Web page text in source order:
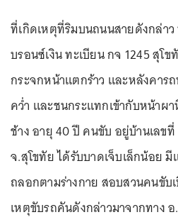
ที่เกิดเหตุที่ริมบนถนนสายดังกล่า
บรอนซ์เงิน ทะเบียน กจ 1245 สุ
กระจกหน้าแตกร้าว และหลังคาร
คว่ำ และชนกระแทกเข้ากับหน้าผ
ช้าง อายุ 40 ปี คนขับ อยู่บ้านเลข
จ.สุโขทัย ได้รับบาดเจ็บเล็กน้อย
ถลอกตามร่างกาย สอบสวนคนขับ
เหตุขับรถคันดังกล่าวมาจากทาง